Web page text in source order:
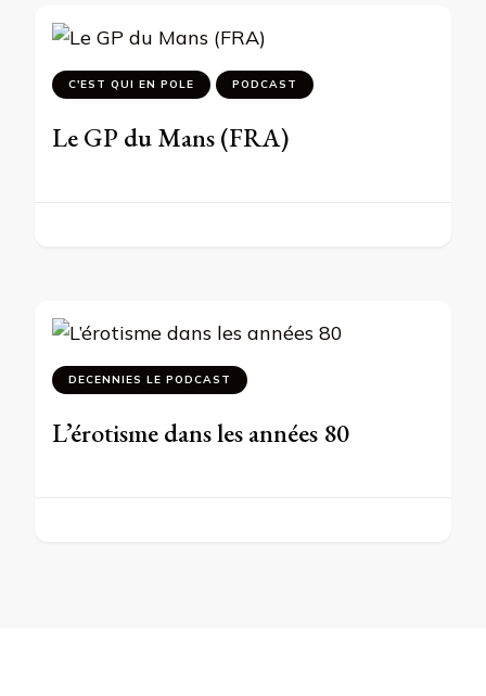
C'EST QUI EN POLE PODCAST
Le GP du Mans (FRA)
DECENNIES LE PODCAST
L’érotisme dans les années 80